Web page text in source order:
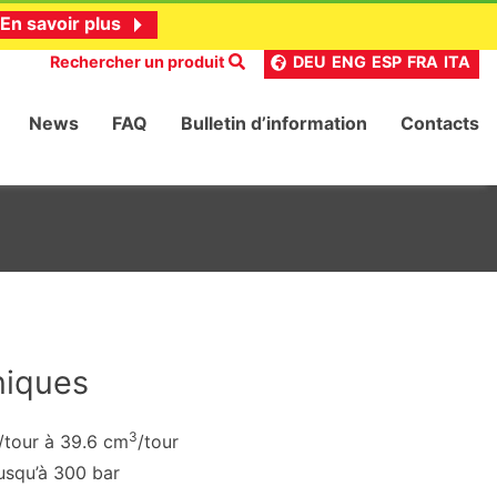
En savoir plus
Rechercher un produit DEU ENG ESP FRA ITA
News FAQ Bulletin d’information Contacts
à 39.6 cm3/tour
300 bar